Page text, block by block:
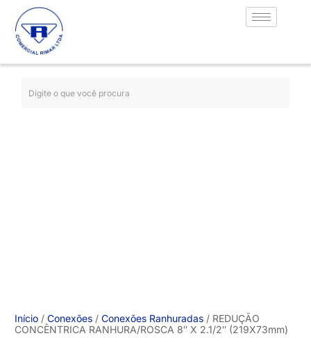
Início /Conexões /Conexões Ranhuradas / REDUÇÃO
CONCÊNTRICA RANHURA/ROSCA 8″ X 2.1/2″ (219X73mm)